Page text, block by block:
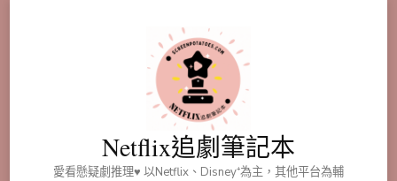
Netflix追劇筆記本
愛看懸疑劇推理♥ 以Netflix、Disney⁺為主，其他平台為輔